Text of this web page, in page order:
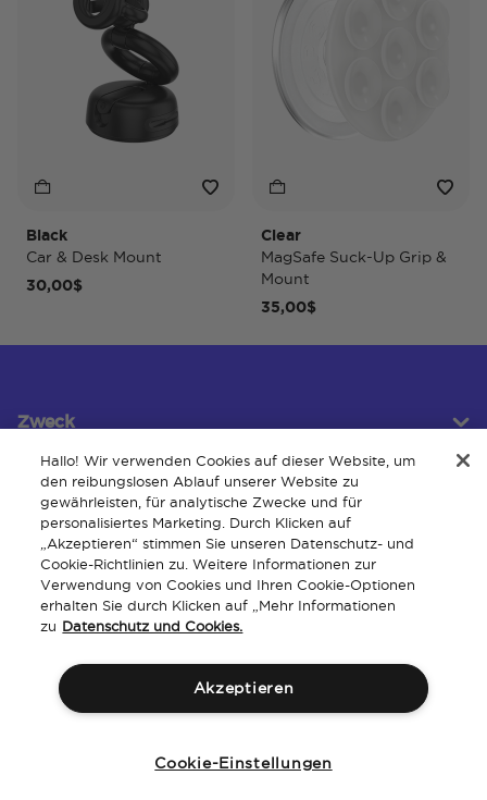
Black
Car & Desk Mount
30,00$
Clear
MagSafe Suck-Up Grip &
Mount
35,00$
Zweck
Kundendienst
Um
Hallo! Wir verwenden Cookies auf dieser Website, um
den reibungslosen Ablauf unserer Website zu
gewährleisten, für analytische Zwecke und für
personalisiertes Marketing. Durch Klicken auf
„Akzeptieren“ stimmen Sie unseren Datenschutz- und
Cookie-Richtlinien zu. Weitere Informationen zur
Verwendung von Cookies und Ihren Cookie-Optionen
erhalten Sie durch Klicken auf „Mehr Informationen
zu Datenschutz und Cookies.
Akzeptieren
Cookie-Einstellungen